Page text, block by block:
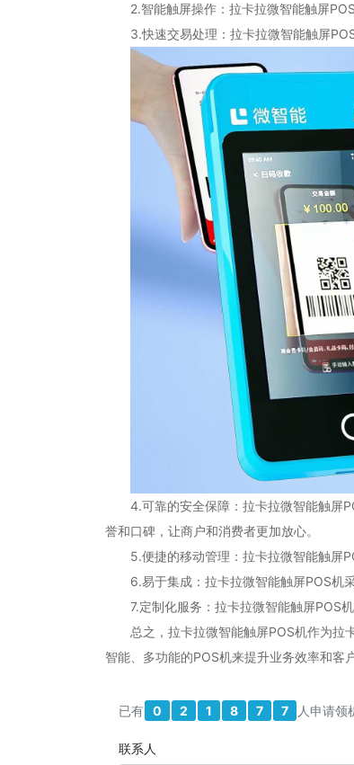
2.智能触屏操作：拉卡拉微智能触屏POS
3.快速交易处理：拉卡拉微智能触屏POS
4.可靠的安全保障：拉卡拉微智能触屏
誉和口碑，让商户和消费者更加放心。
5.便捷的移动管理：拉卡拉微智能触屏
6.易于集成：拉卡拉微智能触屏POS机采
7.定制化服务：拉卡拉微智能触屏POS机
总之，拉卡拉微智能触屏POS机作为拉卡
智能、多功能的POS机来提升业务效率和客
已有 0 2 1 8 7 7 人申请领
联系人